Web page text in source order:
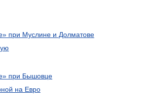
при Муслине и Долматове
при Бышовце
на Евро